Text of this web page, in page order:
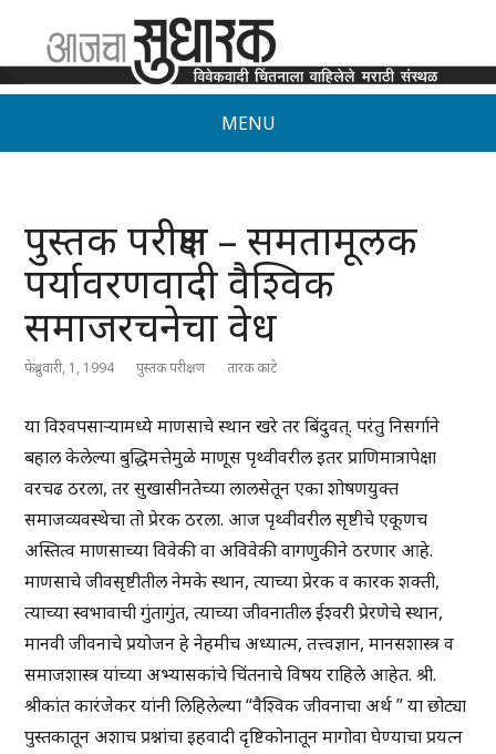
MENU
पुस्तक परीक्षण – समतामूलक
पर्यावरणवादी वैश्विक
समाजरचनेचा वेध
फेब्रुवारी, 1, 1994 पुस्तक परीक्षण तारक काटे
या विश्वपसाऱ्यामध्ये माणसाचे स्थान खरे तर बिंदुवत्. परंतु निसर्गाने
बहाल केलेल्या बुद्धिमत्तेमुळे माणूस पृथ्वीवरील इतर प्राणिमात्रापेक्षा
वरचढ ठरला, तर सुखासीनतेच्या लालसेतून एका शोषणयुक्त
समाजव्यवस्थेचा तो प्रेरक ठरला. आज पृथ्वीवरील सृष्टीचे एकूणच
अस्तित्व माणसाच्या विवेकी वा अविवेकी वागणुकीने ठरणार आहे.
माणसाचे जीवसृष्टीतील नेमके स्थान, त्याच्या प्रेरक व कारक शक्ती,
त्याच्या स्वभावाची गुंतागुंत, त्याच्या जीवनातील ईश्वरी प्रेरणेचे स्थान,
मानवी जीवनाचे प्रयोजन हे नेहमीच अध्यात्म, तत्त्वज्ञान, मानसशास्त्र व
समाजशास्त्र यांच्या अभ्यासकांचे चिंतनाचे विषय राहिले आहेत. श्री.
श्रीकांत कारंजेकर यांनी लिहिलेल्या “वैश्विक जीवनाचा अर्थ ” या छोट्या
पुस्तकातून अशाच प्रश्नांचा इहवादी दृष्टिकोनातून मागोवा घेण्याचा प्रयत्न